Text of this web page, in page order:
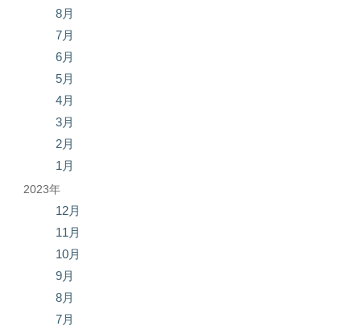
8月
7月
6月
5月
4月
3月
2月
1月
2023年
12月
11月
10月
9月
8月
7月